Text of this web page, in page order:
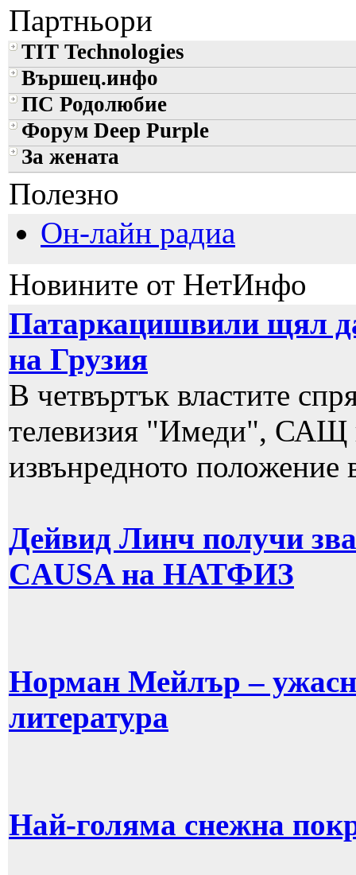
Партньори
TIT Technologies
Вършец.инфо
ПС Родолюбие
Форум Deep Purple
За жената
Полезно
Он-лайн радиа
Новините от НетИнфо
Патаркацишвили щял
на Грузия
В четвъртък властите
телевизия "Имеди", САЩ
извънредното положение
Дейвид Линч получи
CAUSA на НАТФИЗ
Норман Мейлър –
литература
Най-голяма снежна